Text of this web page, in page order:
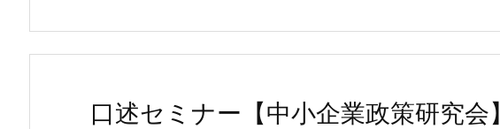
口述セミナー【中小企業政策研究会】